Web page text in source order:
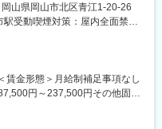
性）です。
雰囲気で、経営陣とも距離が
い環境です。
プロフェッショナルとして、紙
。
設や企業を回り、段ボールな
古紙はリサイクルされ、新た
山県岡山市北区青江1-20-26
受動喫煙対策：屋内全面禁煙
賃金形態＞月給制補足事項なし
円～237,500円その他固定